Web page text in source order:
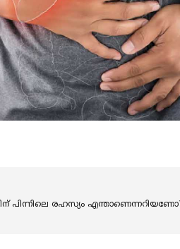
പിന്നിലെ രഹസ്യം